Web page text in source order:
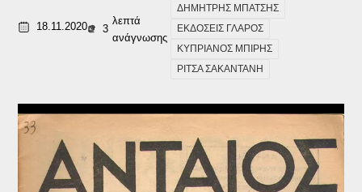
18.11.2020 3
λεπτά
ανάγνωσης
ΔΗΜΗΤΡΗΣ ΜΠΑΤΣΗΣ
ΕΚΔΟΣΕΙΣ ΓΛΑΡΟΣ
ΚΥΠΡΙΑΝΟΣ ΜΠΙΡΗΣ
ΡΙΤΣΑ ΣΑΚΑΝΤΑΝΗ